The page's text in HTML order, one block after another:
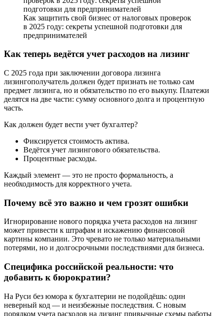
Как защитить свой бизнес от налоговых проверок
в 2025 году: секреты успешной подготовки для
предпринимателей
Как теперь ведётся учет расходов на лизинг
С 2025 года при заключении договора лизинга
лизингополучатель должен будет признать не только сам
предмет лизинга, но и обязательство по его выкупу. Платежи
делятся на две части: сумму основного долга и процентную
часть.
Как должен будет вести учет бухгалтер?
Фиксируется стоимость актива.
Ведётся учет лизингового обязательства.
Процентные расходы.
Каждый элемент — это не просто формальность, а
необходимость для корректного учета.
Почему всё это важно и чем грозят ошибки
Игнорирование нового порядка учета расходов на лизинг
может привести к штрафам и искажению финансовой
картины компании. Это чревато не только материальными
потерями, но и долгосрочными последствиями для бизнеса.
Специфика российской реальности: что
добавить к бюрократии?
На Руси без юмора к бухгалтерии не подойдёшь: один
неверный код — и неизбежные последствия. С новым
порядком учета расходов на лизинг привычные схемы работы